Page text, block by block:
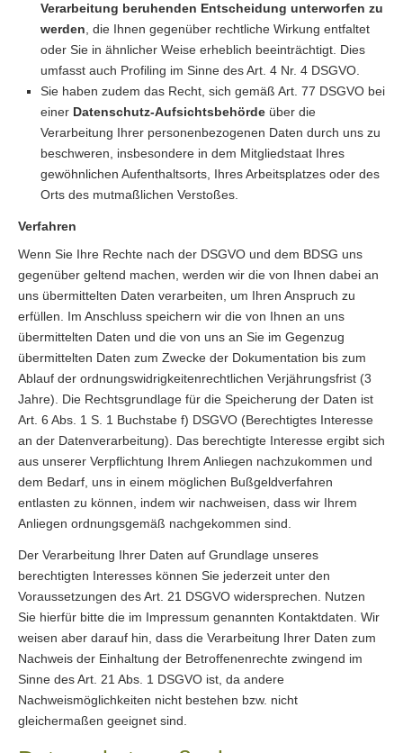
Verarbeitung beruhenden Entscheidung unterworfen zu
werden , die Ihnen gegenüber rechtliche Wirkung entfaltet
oder Sie in ähnlicher Weise erheblich beeinträchtigt. Dies
umfasst auch Profiling im Sinne des Art. 4 Nr. 4 DSGVO.
Sie haben zudem das Recht, sich gemäß Art. 77 DSGVO bei
einer Datenschutz-Aufsichtsbehörde über die
Verarbeitung Ihrer personenbezogenen Daten durch uns zu
beschweren, insbesondere in dem Mitgliedstaat Ihres
gewöhnlichen Aufenthaltsorts, Ihres Arbeitsplatzes oder des
Orts des mutmaßlichen Verstoßes.
Verfahren
Wenn Sie Ihre Rechte nach der DSGVO und dem BDSG uns
gegenüber geltend machen, werden wir die von Ihnen dabei an
uns übermittelten Daten verarbeiten, um Ihren Anspruch zu
erfüllen. Im Anschluss speichern wir die von Ihnen an uns
übermittelten Daten und die von uns an Sie im Gegenzug
übermittelten Daten zum Zwecke der Dokumentation bis zum
Ablauf der ordnungswidrigkeitenrechtlichen Verjährungsfrist (3
Jahre). Die Rechtsgrundlage für die Speicherung der Daten ist
Art. 6 Abs. 1 S. 1 Buchstabe f) DSGVO (Berechtigtes Interesse
an der Datenverarbeitung). Das berechtigte Interesse ergibt sich
aus unserer Verpflichtung Ihrem Anliegen nachzukommen und
dem Bedarf, uns in einem möglichen Bußgeldverfahren
entlasten zu können, indem wir nachweisen, dass wir Ihrem
Anliegen ordnungsgemäß nachgekommen sind.
Der Verarbeitung Ihrer Daten auf Grundlage unseres
berechtigten Interesses können Sie jederzeit unter den
Voraussetzungen des Art. 21 DSGVO widersprechen. Nutzen
Sie hierfür bitte die im Impressum genannten Kontaktdaten. Wir
weisen aber darauf hin, dass die Verarbeitung Ihrer Daten zum
Nachweis der Einhaltung der Betroffenenrechte zwingend im
Sinne des Art. 21 Abs. 1 DSGVO ist, da andere
Nachweismöglichkeiten nicht bestehen bzw. nicht
gleichermaßen geeignet sind.